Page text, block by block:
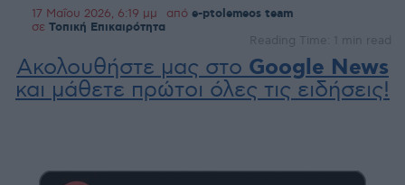
17 Μαΐου 2026, 6:19 μμ από e-ptolemeos team
σε Τοπική Επικαιρότητα
Reading Time: 1 min read
Ακολουθήστε μας στο Google News
και μάθετε πρώτοι όλες τις ειδήσεις!